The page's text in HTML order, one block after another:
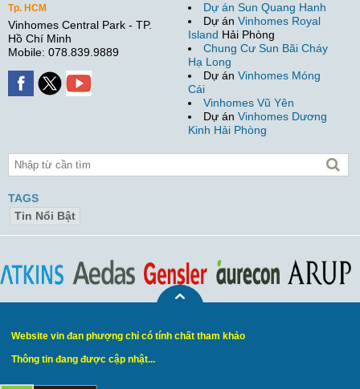
Tp. HCM
Vinhomes Central Park - TP.
Hồ Chí Minh
Mobile: 078.839.9889
Dự án Sun Quang Hanh
Dự án Vinhomes Royal
Island Hải Phòng
Chung Cư Sun Bãi Cháy
Hạ Long
Dự án Vinhomes Móng
Cái
Vinhomes Vũ Yên
Dự án Vinhomes Dương
Kinh Hải Phòng
TAGS
Tin Nổi Bật
Website vin đan phượng chỉ có tính chất tham khảo
Thông tin đang được cập nhật...